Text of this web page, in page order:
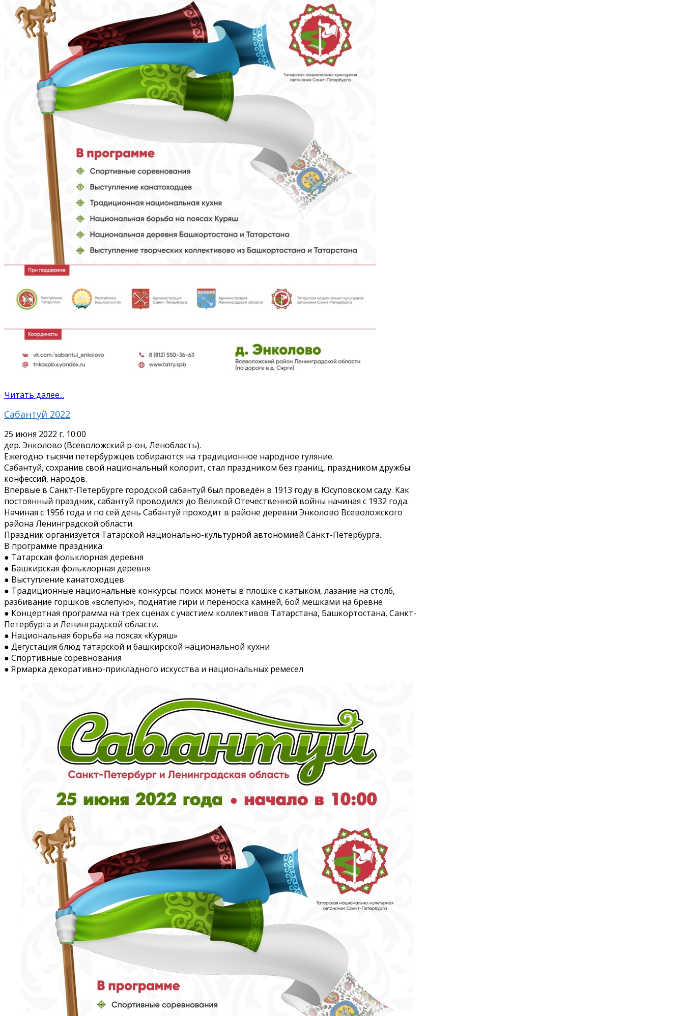
Читать далее...
Сабантуй 2022
25 июня 2022 г. 10:00
дер. Энколово (Всеволожский р-он, Ленобласть).
Ежегодно тысячи петербуржцев собираются на традиционное народное гуляние.
Сабантуй, сохранив свой национальный колорит, стал праздником без границ, праздником дружбы
конфессий, народов.
Впервые в Санкт-Петербурге городской сабантуй был проведён в 1913 году в Юсуповском саду. Как
постоянный праздник, сабантуй проводился до Великой Отечественной войны начиная с 1932 года.
Начиная с 1956 года и по сей день Сабантуй проходит в районе деревни Энколово Всеволожского
района Ленинградской области.
Праздник организуется Татарской национально-культурной автономией Санкт-Петербурга.
В программе праздника:
● Татарская фольклорная деревня
● Башкирская фольклорная деревня
● Выступление канатоходцев
● Традиционные национальные конкурсы: поиск монеты в плошке с катыком, лазание на столб,
разбивание горшков «вслепую», поднятие гири и переноска камней, бой мешками на бревне
● Концертная программа на трех сценах с участием коллективов Татарстана, Башкортостана, Санкт-
Петербурга и Ленинградской области.
● Национальная борьба на поясах «Куряш»
● Дегустация блюд татарской и башкирской национальной кухни
● Спортивные соревнования
● Ярмарка декоративно-прикладного искусства и национальных ремесел